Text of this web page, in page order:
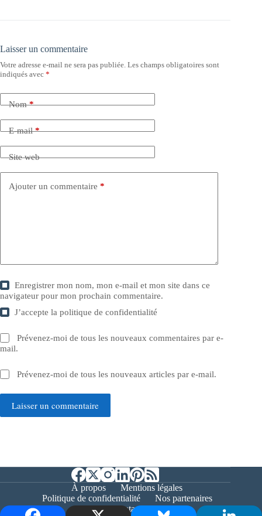
Laisser un commentaire
Votre adresse e-mail ne sera pas publiée. Les champs obligatoires sont
indiqués avec *
Nom*
E-mail*
Site web
Ajouter un commentaire *
Enregistrer mon nom, mon e-mail et mon site dans ce
navigateur pour mon prochain commentaire.
J’accepte lapolitique de confidentialité
Prévenez-moi de tous les nouveaux commentaires par e-
mail.
Prévenez-moi de tous les nouveaux articles par e-mail.
Laisser un commentaire
À propos
Mentions légales
Politique de confidentialité
Nos partenaires
Contact